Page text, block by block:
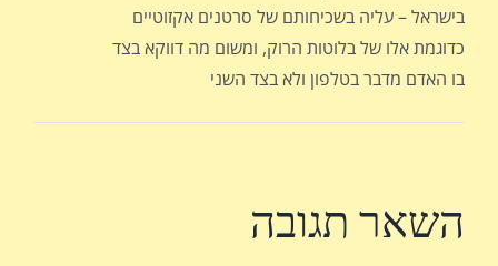
בישראל – עליה בשכיחותם של סרטנים אקזוטיים
כדוגמת אלו של בלוטות הרוק, ומשום מה דווקא בצד
בו האדם מדבר בטלפון ולא בצד השני
השאר תגובה